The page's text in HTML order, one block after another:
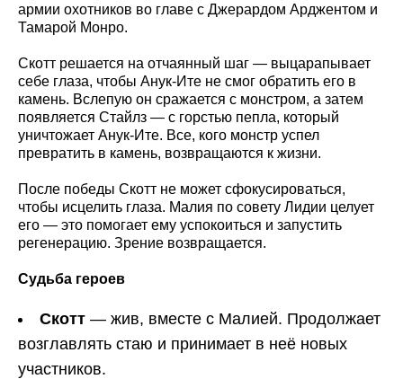
армии охотников во главе с Джерардом Арджентом и
Тамарой Монро.
Скотт решается на отчаянный шаг — выцарапывает
себе глаза, чтобы Анук-Ите не смог обратить его в
камень. Вслепую он сражается с монстром, а затем
появляется Стайлз — с горстью пепла, который
уничтожает Анук-Ите. Все, кого монстр успел
превратить в камень, возвращаются к жизни.
После победы Скотт не может сфокусироваться,
чтобы исцелить глаза. Малия по совету Лидии целует
его — это помогает ему успокоиться и запустить
регенерацию. Зрение возвращается.
Судьба героев
Скотт — жив, вместе с Малией. Продолжает
возглавлять стаю и принимает в неё новых
участников.